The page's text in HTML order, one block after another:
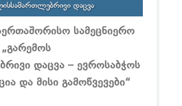
სამეცნიერო
დაცვა – ევროსაბჭოს
და მისი გამოწვევები“